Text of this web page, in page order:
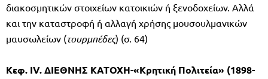
διακοσμητικών στοιχείων κατοικιών ή ξενοδοχείων. Αλλά
και την καταστροφή ή αλλαγή χρήσης μουσουλμανικών
μαυσωλείων (τουρμπέδες) (σ. 64)
Κεφ. IV. ΔΙΕΘΝΗΣ ΚΑΤΟΧΗ-«Κρητική Πολιτεία» (1898-